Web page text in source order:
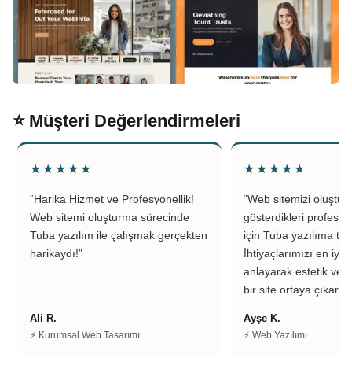
⭐ Müşteri Değerlendirmeleri
★★★★★
“Harika Hizmet ve Profesyonellik!
Web sitemi oluşturma sürecinde
Tuba yazılım ile çalışmak gerçekten
harikaydı!”
Ali R.
⚡ Kurumsal Web Tasarımı
★★★★★
“Web sitemizi
gösterdikleri
için Tuba yazılıma
İhtiyaçlarımızı en iyi
anlayarak estetik ve
bir site ortaya
Ayşe K.
⚡ Web Yazılımı